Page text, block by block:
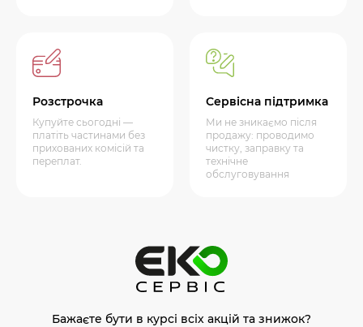
Розстрочка
Купуйте сьогодні —
платіть частинами без
прихованих комісій та
переплат.
Сервісна підтримка
Ми не зникаємо після
продажу: проводимо
чистку, заправку та
технічне
обслуговування
Бажаєте бути в курсі всіх акцій та знижок?